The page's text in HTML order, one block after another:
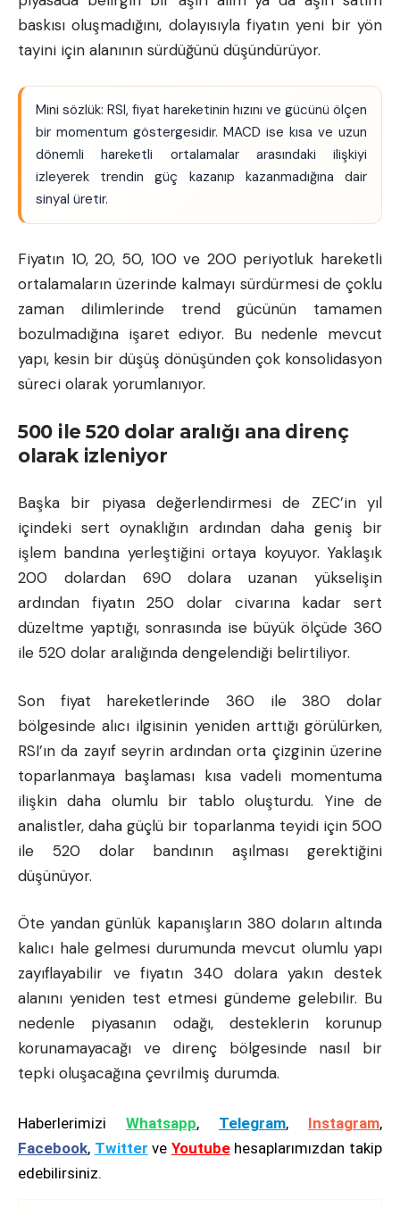
baskısı oluşmadığını, dolayısıyla fiyatın yeni bir yön
tayini için alanının sürdüğünü düşündürüyor.
Mini sözlük: RSI, fiyat hareketinin hızını ve gücünü ölçen
bir momentum göstergesidir. MACD ise kısa ve uzun
dönemli hareketli ortalamalar arasındaki ilişkiyi
izleyerek trendin güç kazanıp kazanmadığına dair
sinyal üretir.
Fiyatın 10, 20, 50, 100 ve 200 periyotluk hareketli
ortalamaların üzerinde kalmayı sürdürmesi de çoklu
zaman dilimlerinde trend gücünün tamamen
bozulmadığına işaret ediyor. Bu nedenle mevcut
yapı, kesin bir düşüş dönüşünden çok konsolidasyon
süreci olarak yorumlanıyor.
500 ile 520 dolar aralığı ana direnç
olarak izleniyor
Başka bir piyasa değerlendirmesi de ZEC’in yıl
içindeki sert oynaklığın ardından daha geniş bir
işlem bandına yerleştiğini ortaya koyuyor. Yaklaşık
200 dolardan 690 dolara uzanan yükselişin
ardından fiyatın 250 dolar civarına kadar sert
düzeltme yaptığı, sonrasında ise büyük ölçüde 360
ile 520 dolar aralığında dengelendiği belirtiliyor.
Son fiyat hareketlerinde 360 ile 380 dolar
bölgesinde alıcı ilgisinin yeniden arttığı görülürken,
RSI’ın da zayıf seyrin ardından orta çizginin üzerine
toparlanmaya başlaması kısa vadeli momentuma
ilişkin daha olumlu bir tablo oluşturdu. Yine de
analistler, daha güçlü bir toparlanma teyidi için 500
ile 520 dolar bandının aşılması gerektiğini
düşünüyor.
Öte yandan günlük kapanışların 380 doların altında
kalıcı hale gelmesi durumunda mevcut olumlu yapı
zayıflayabilir ve fiyatın 340 dolara yakın destek
alanını yeniden test etmesi gündeme gelebilir. Bu
nedenle piyasanın odağı, desteklerin korunup
korunamayacağı ve direnç bölgesinde nasıl bir
tepki oluşacağına çevrilmiş durumda.
Haberlerimizi Whatsapp, Telegram, Instagram,
Facebook, Twitter ve Youtubehesaplarımızdan takip
edebilirsiniz.